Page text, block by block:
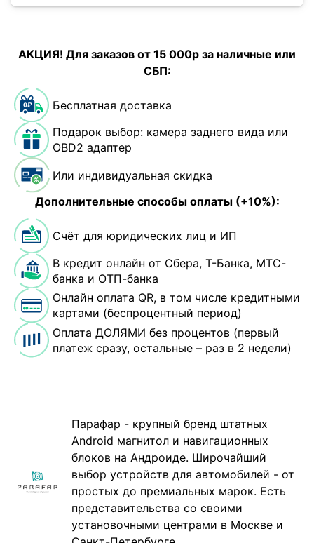
АКЦИЯ! Для заказов от 15 000р за наличные или
СБП:
Бесплатная доставка
Подарок выбор: камера заднего вида или
OBD2 адаптер
Или индивидуальная скидка
Дополнительные способы оплаты (+10%):
Счёт для юридических лиц и ИП
В кредит онлайн от Сбера, Т-Банка, МТС-
банка и ОТП-банка
Онлайн оплата QR, в том числе кредитными
картами (беспроцентный период)
Оплата ДОЛЯМИ без процентов (первый
платеж сразу, остальные – раз в 2 недели)
Парафар - крупный бренд штатных
Android магнитол и навигационных
блоков на Андроиде. Широчайший
выбор устройств для автомобилей - от
простых до премиальных марок. Есть
представительства со своими
установочными центрами в Москве и